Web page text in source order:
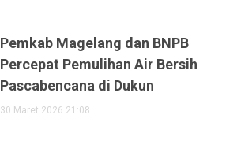
Pemkab Magelang dan BNPB
Percepat Pemulihan Air Bersih
Pascabencana di Dukun
30 Maret 2026 21:08